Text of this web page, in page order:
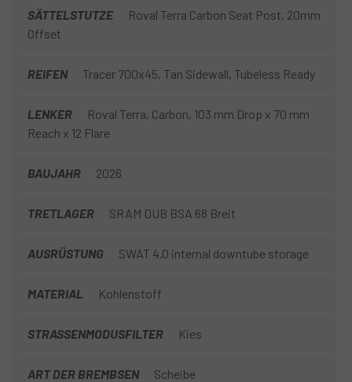
SÄTTELSTUTZE
Roval Terra Carbon Seat Post, 20mm
Offset
REIFEN Tracer 700x45, Tan Sidewall, Tubeless Ready
LENKER
Roval Terra, Carbon, 103 mm Drop x 70 mm
Reach x 12 Flare
BAUJAHR 2026
TRETLAGER SRAM DUB BSA 68 Breit
AUSRÜSTUNG SWAT 4.0 internal downtube storage
MATERIAL Kohlenstoff
STRASSENMODUSFILTER Kies
ART DER BREMBSEN Scheibe